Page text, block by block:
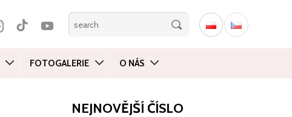
FOTOGALERIE O NÁS
NEJNOVĚJŠÍ ČÍSLO